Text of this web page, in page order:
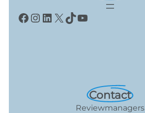
Facebook
Instagram
LinkedIn
X TikTok
YouTube
Contact
Reviewmanagers